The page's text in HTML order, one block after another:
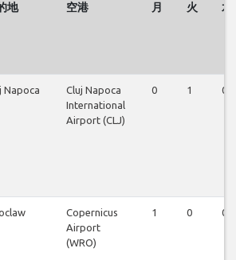
地 空港 月 火 水
Napoca
Cluj Napoca
International
Airport (CLJ)
0 1 0
Copernicus
Airport
(WRO)
1 0 0